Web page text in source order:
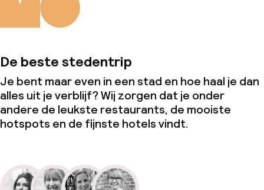
De beste stedentrip
Je bent maar even in een stad en hoe haal je dan
alles uit je verblijf? Wij zorgen dat je onder
andere de leukste restaurants, de mooiste
hotspots en de fijnste hotels vindt.